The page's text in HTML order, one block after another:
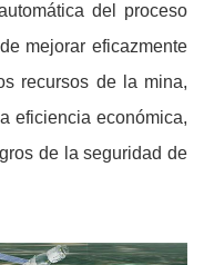
del proceso
mejorar eficazmente
recursos de la mina,
eficiencia económica,
de la seguridad de